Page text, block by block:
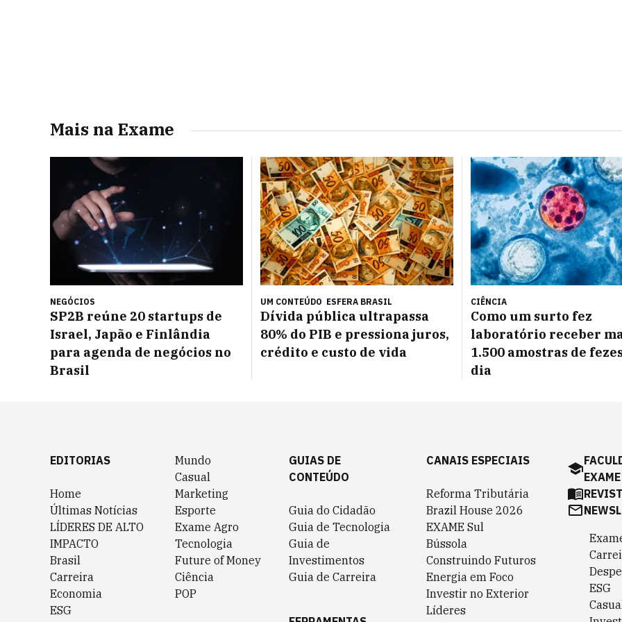
Mais na Exame
NEGÓCIOS
SP2B reúne 20 startups de
Israel, Japão e Finlândia
para agenda de negócios no
Brasil
UM CONTEÚDO ESFERA BRASIL
Dívida pública ultrapassa
80% do PIB e pressiona juros,
crédito e custo de vida
CIÊNCIA
Como um surto fez
laboratório receber
1.500 amostras de
dia
EDITORIAS
Home
Últimas Notícias
LÍDERES DE ALTO
IMPACTO
Brasil
Carreira
Economia
ESG
Mundo
Casual
Marketing
Esporte
Exame Agro
Tecnologia
Future of Money
Ciência
POP
GUIAS DE
CONTEÚDO
Guia do Cidadão
Guia de Tecnologia
Guia de
Investimentos
Guia de Carreira
CANAIS ESPECIAIS
Reforma Tributária
Brazil House 2026
EXAME Sul
Bússola
Construindo Futuros
Energia em Foco
Investir no Exterior
Líderes
EXAME
ESG